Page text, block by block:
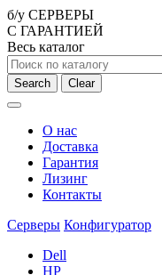
б/у СЕРВЕРЫ
С ГАРАНТИЕЙ
Весь каталог
Search Clear
О нас
Доставка
Гарантия
Лизинг
Контакты
Серверы Конфигуратор
Dell
HP